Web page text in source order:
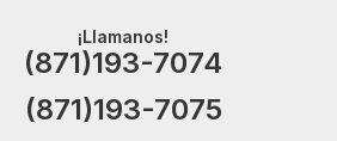
contenido
¡Llamanos!
(871)193-7074
(871)193-7075